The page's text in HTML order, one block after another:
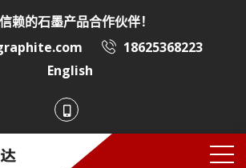
赖的石墨产品合作伙伴！
18625368223
English